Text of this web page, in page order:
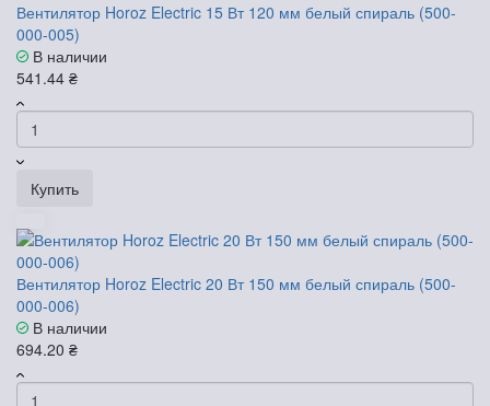
Вентилятор Horoz Electric 15 Вт 120 мм белый спираль (500-
000-005)
В наличии
541.44 ₴
Купить
Вентилятор Horoz Electric 20 Вт 150 мм белый спираль (500-
000-006)
В наличии
694.20 ₴